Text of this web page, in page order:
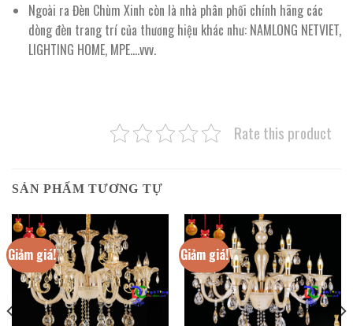
Ngoài ra Đèn Chùm Xinh còn là nhà phân phối chính hãng các
dòng đèn trang trí của thương hiệu khác như: NAMLONG NETVIET,
LIGHTING HOME, MPE….vvv.
Rate this product
SẢN PHẨM TƯƠNG TỰ
Giảm giá! Giảm giá!